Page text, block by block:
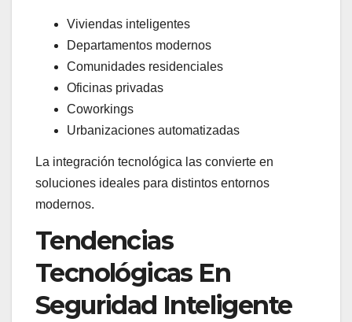
Viviendas inteligentes
Departamentos modernos
Comunidades residenciales
Oficinas privadas
Coworkings
Urbanizaciones automatizadas
La integración tecnológica las convierte en
soluciones ideales para distintos entornos
modernos.
Tendencias
Tecnológicas En
Seguridad Inteligente